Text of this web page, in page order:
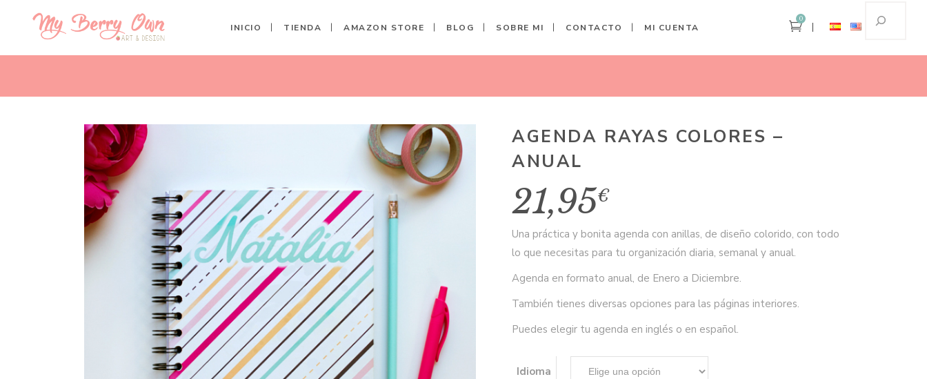
INICIO TIENDA AMAZON STORE BLOG SOBRE MI CONTACTO MI CUENTA
0
AGENDA RAYAS COLORES - ANUAL
AGENDA RAYAS COLORES –
ANUAL
21,95€
Una práctica y bonita agenda con anillas, de diseño colorido, con todo
lo que necesitas para tu organización diaria, semanal y anual.
Agenda en formato anual, de Enero a Diciembre.
También tienes diversas opciones para las páginas interiores.
Puedes elegir tu agenda en inglés o en español.
Idioma